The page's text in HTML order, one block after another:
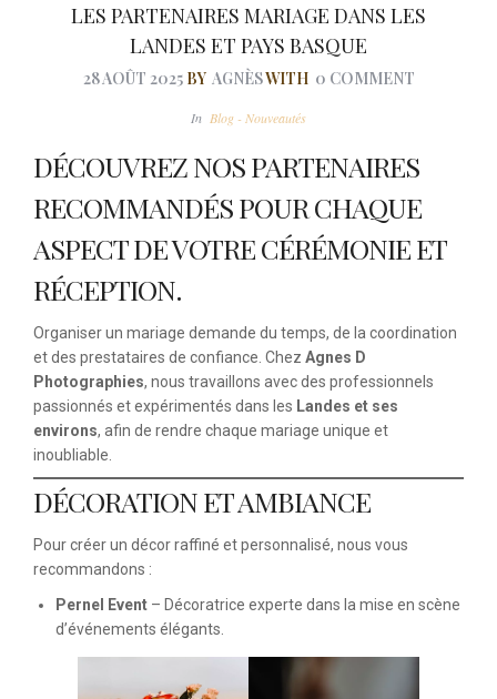
LES PARTENAIRES MARIAGE DANS LES
LANDES ET PAYS BASQUE
28 AOÛT 2025 BY AGNÈSWITH 0 COMMENT
In Blog - Nouveautés
DÉCOUVREZ NOS PARTENAIRES
RECOMMANDÉS POUR CHAQUE
ASPECT DE VOTRE CÉRÉMONIE ET
RÉCEPTION.
Organiser un mariage demande du temps, de la coordination
et des prestataires de confiance. Chez Agnes D
Photographies, nous travaillons avec des professionnels
passionnés et expérimentés dans les Landes et ses
environs, afin de rendre chaque mariage unique et
inoubliable.
DÉCORATION ET AMBIANCE
Pour créer un décor raffiné et personnalisé, nous vous
recommandons :
Pernel Event – Décoratrice experte dans la mise en scène
d’événements élégants.